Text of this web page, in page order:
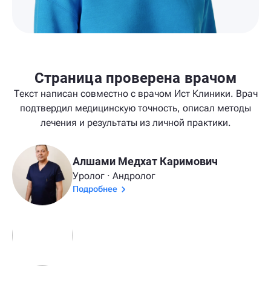
Страница проверена врачом
Текст написан совместно с врачом Ист Клиники. Врач
подтвердил медицинскую точность, описал методы
лечения и результаты из личной практики.
Алшами Медхат Каримович
Уролог · Андролог
Подробнее